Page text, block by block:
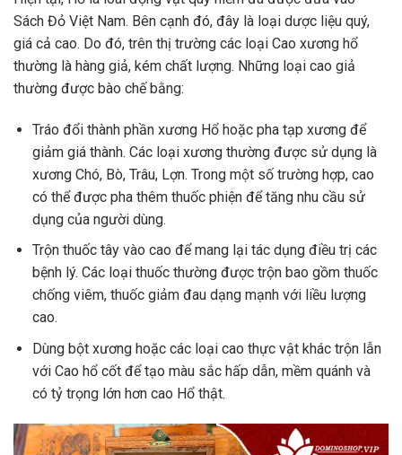
Sách Đỏ Việt Nam. Bên cạnh đó, đây là loại dược liệu quý,
giá cả cao. Do đó, trên thị trường các loại Cao xương hổ
thường là hàng giả, kém chất lượng. Những loại cao giả
thường được bào chế bằng:
Tráo đổi thành phần xương Hổ hoặc pha tạp xương để
giảm giá thành. Các loại xương thường được sử dụng là
xương Chó, Bò, Trâu, Lợn. Trong một số trường hợp, cao
có thể được pha thêm thuốc phiện để tăng nhu cầu sử
dụng của người dùng.
Trộn thuốc tây vào cao để mang lại tác dụng điều trị các
bệnh lý. Các loại thuốc thường được trộn bao gồm thuốc
chống viêm, thuốc giảm đau dạng mạnh với liều lượng
cao.
Dùng bột xương hoặc các loại cao thực vật khác trộn lẫn
với Cao hổ cốt để tạo màu sắc hấp dẫn, mềm quánh và
có tỷ trọng lớn hơn cao Hổ thật.